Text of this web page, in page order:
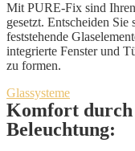
Mit PURE-Fix sind
gesetzt. Entscheiden
feststehende
integrierte Fenster und
zu formen.
Glassysteme
Komfort
Beleuchtung: